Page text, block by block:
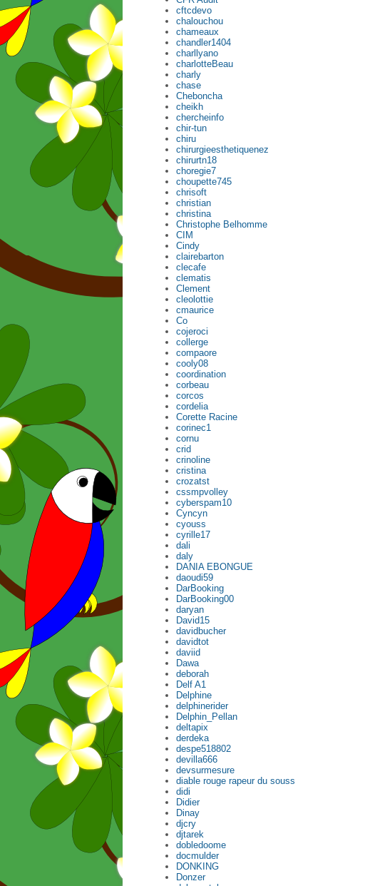
cftcdevo
chalouchou
chameaux
chandler1404
charllyano
charlotteBeau
charly
chase
Cheboncha
cheikh
chercheinfo
chir-tun
chiru
chirurgieesthetiquenez
chirurtn18
choregie7
choupette745
chrisoft
christian
christina
Christophe Belhomme
CIM
Cindy
clairebarton
clecafe
clematis
Clement
cleolottie
cmaurice
Co
cojeroci
collerge
compaore
cooly08
coordination
corbeau
corcos
cordelia
Corette Racine
corinec1
cornu
crid
crinoline
cristina
crozatst
cssmpvolley
cyberspam10
Cyncyn
cyouss
cyrille17
dali
daly
DANIA EBONGUE
daoudi59
DarBooking
DarBooking00
daryan
David15
davidbucher
davidtot
daviid
Dawa
deborah
Delf A1
Delphine
delphinerider
Delphin_Pellan
deltapix
derdeka
despe518802
devilla666
devsurmesure
diable rouge rapeur du souss
didi
Didier
Dinay
djcry
djtarek
dobledoome
docmulder
DONKING
Donzer